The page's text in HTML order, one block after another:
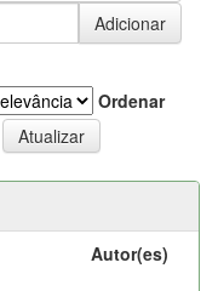
Ordenar
Autor(es)